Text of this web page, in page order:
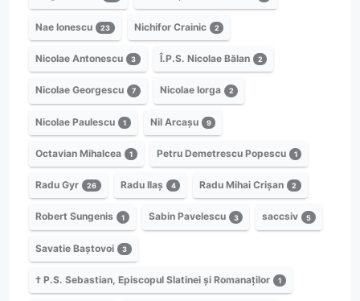
Nae Ionescu 23 Nichifor Crainic 2
Nicolae Antonescu 3 Î.P.S. Nicolae Bălan 2
Nicolae Georgescu 7 Nicolae Iorga 2
Nicolae Paulescu 1 Nil Arcașu 9
Octavian Mihalcea 1 Petru Demetrescu Popescu 1
Radu Gyr 26 Radu Ilaș 4 Radu Mihai Crișan 2
Robert Sungenis 1 Sabin Pavelescu 3 saccsiv 5
Savatie Baștovoi 3
† P.S. Sebastian, Episcopul Slatinei și Romanaților 1